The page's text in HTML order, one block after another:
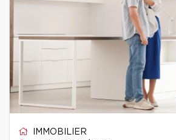
IMMOBILIER